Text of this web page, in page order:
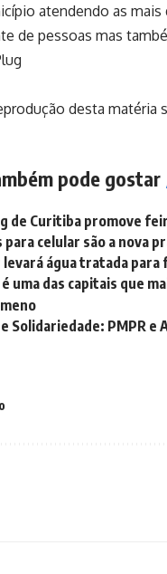
atendendo as
de pessoas mas
desta
pode gostar
de Curitiba promove
para celular são a nova
levará água tratada
uma das capitais que
Solidariedade: PMPR e